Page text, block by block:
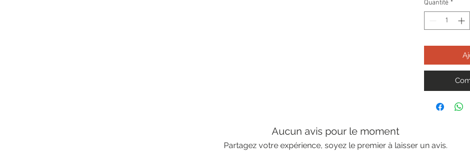
Quantité *
Aucun avis pour le moment
Partagez votre expérience, soyez le premier à laisser un avis.